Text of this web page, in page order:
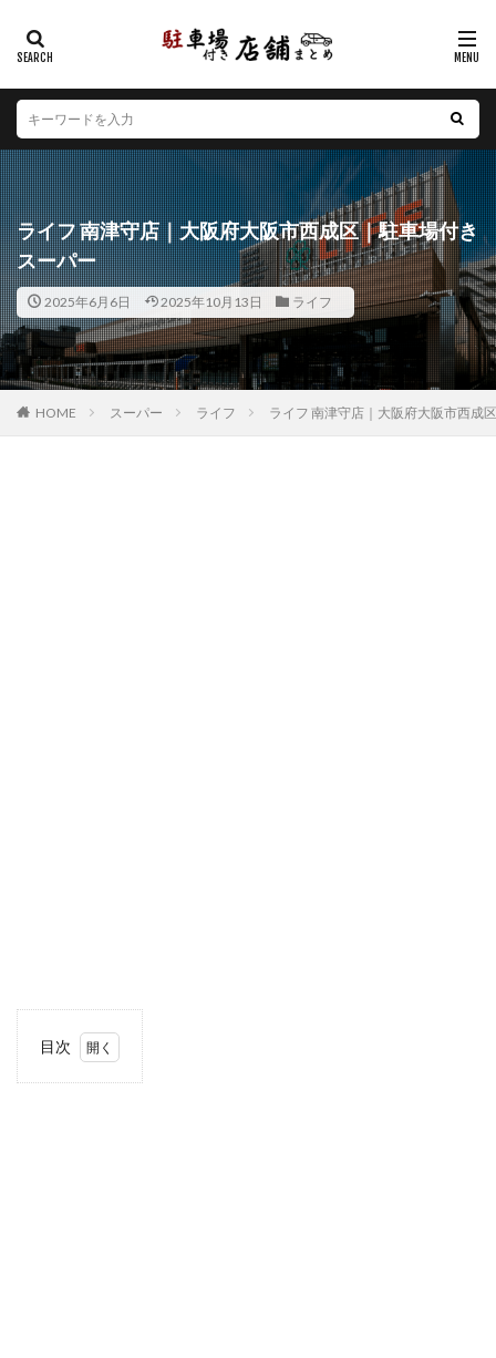
ライフ 南津守店｜大阪府大阪市西成区｜駐車場付き
スーパー
2025年6月6日 2025年10月13日 ライフ
HOME スーパー ライフ ライフ 南津守店｜大阪府大阪市西成
目次
カテゴリー
エリア
北海道 青森県 岩手県 宮城県
秋田県
山形県
福島県 茨城県 栃木県
群馬県
埼玉県
千葉県 東京都 神奈川県
新潟県
山梨県
長野県 富山県 石川県
福井県
岐阜県
静岡県 愛知県 三重県
滋賀県
京都府
大阪府 兵庫県
和歌山県
鳥取県
島根県 岡山県 広島県
徳島県
香川県 愛媛県 高知県
福岡県
佐賀県
長崎県 熊本県 大分県
宮崎県